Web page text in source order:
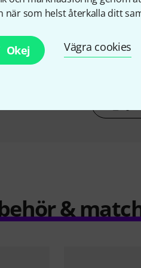
när som helst återkalla ditt
Okej Vägra cookies
5150 III 50 W 6L6 Head
15 590 kr
&